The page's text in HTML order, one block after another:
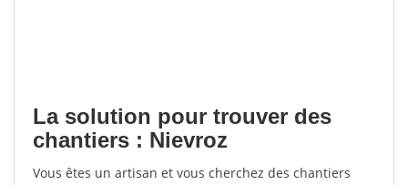
La solution pour trouver des
chantiers : Nievroz
Vous êtes un artisan et vous cherchez des chantiers